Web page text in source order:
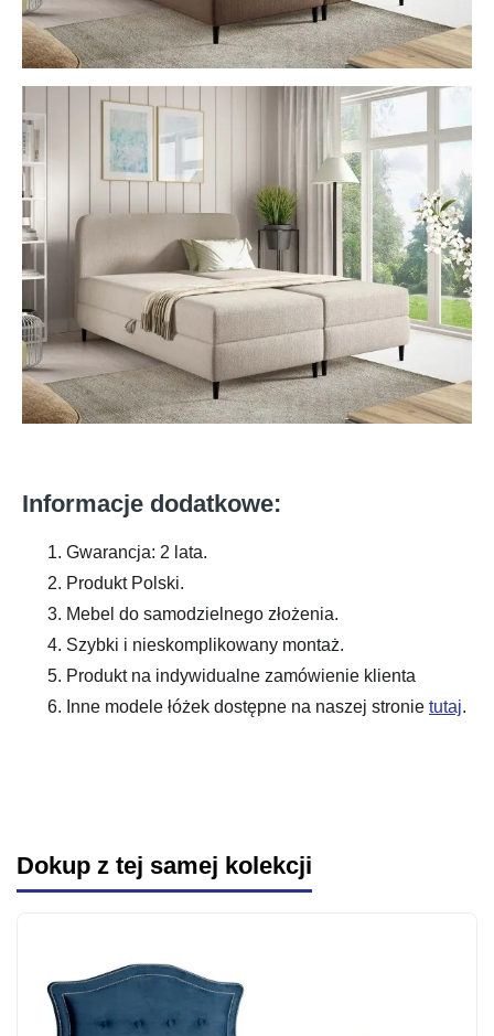
Informacje dodatkowe:
Gwarancja: 2 lata.
Produkt Polski.
Mebel do samodzielnego złożenia.
Szybki i nieskomplikowany montaż.
Produkt na indywidualne zamówienie klienta
Inne modele łóżek dostępne na naszej stronie tutaj.
Dokup z tej samej kolekcji